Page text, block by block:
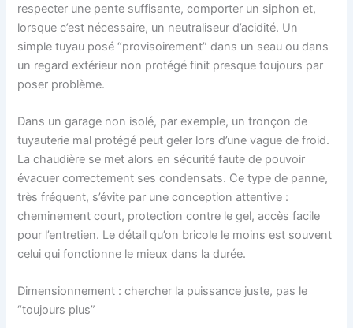
respecter une pente suffisante, comporter un siphon et,
lorsque c’est nécessaire, un neutraliseur d’acidité. Un
simple tuyau posé “provisoirement” dans un seau ou dans
un regard extérieur non protégé finit presque toujours par
poser problème.
Dans un garage non isolé, par exemple, un tronçon de
tuyauterie mal protégé peut geler lors d’une vague de froid.
La chaudière se met alors en sécurité faute de pouvoir
évacuer correctement ses condensats. Ce type de panne,
très fréquent, s’évite par une conception attentive :
cheminement court, protection contre le gel, accès facile
pour l’entretien. Le détail qu’on bricole le moins est souvent
celui qui fonctionne le mieux dans la durée.
Dimensionnement : chercher la puissance juste, pas le
“toujours plus”